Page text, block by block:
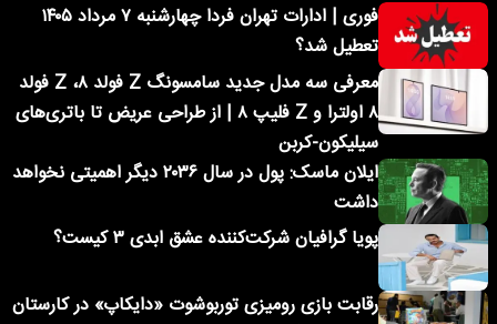
فوری | ادارات تهران فردا چهارشنبه ۷ مرداد ۱۴۰۵
تعطیل شد؟
معرفی سه مدل جدید سامسونگ Z فولد ۸، Z فولد
۸ اولترا و Z فلیپ ۸ | از طراحی عریض تا باتری‌های
سیلیکون-کربن
ایلان ماسک: پول در سال ۲۰۳۶ دیگر اهمیتی نخواهد
داشت
پویا گرافیان شرکت‌کننده عشق ابدی ۳ کیست؟
رقابت بازی رومیزی توربوشوت «دایکاپ» در کارستان